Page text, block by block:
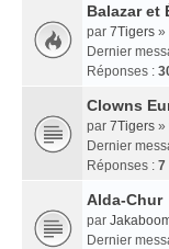
Balazar et
par 7Tigers »
Dernier
Réponses :
Clowns
par 7Tigers »
Dernier
Réponses : 7
Alda-Chur
par
Dernier